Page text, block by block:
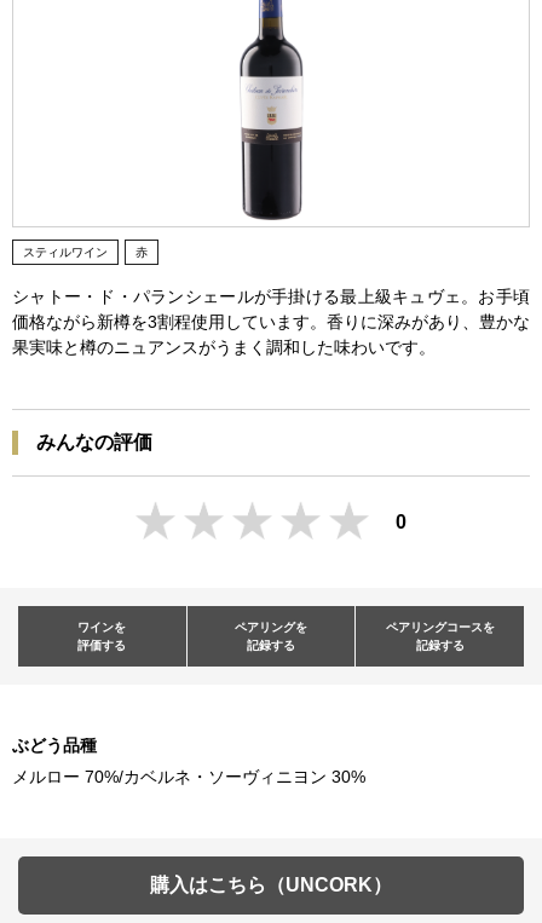
スティルワイン 赤
シャトー・ド・パランシェールが手掛ける最上級キュヴェ。お手頃
価格ながら新樽を3割程使用しています。香りに深みがあり、豊かな
果実味と樽のニュアンスがうまく調和した味わいです。
みんなの評価
0
ワインを
評価する
ペアリングを
記録する
ペアリングコースを
記録する
ぶどう品種
メルロー 70%/カベルネ・ソーヴィニヨン 30%
購入はこちら（UNCORK）